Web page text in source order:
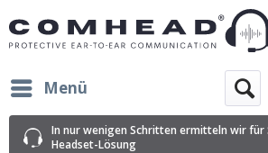
Menü
In nur wenigen Schritten ermitteln wir für
Headset-Lösung